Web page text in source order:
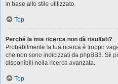
in base allo stile utilizzato.
Top
Perché la mia ricerca non dà risultati?
Probabilmente la tua ricerca è troppo
che non sono indicizzati da phpBB3. Sii
disponibili nella ricerca avanzata.
Top